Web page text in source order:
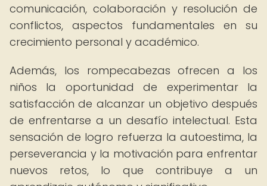
comunicación, colaboración y resolución de
conflictos, aspectos fundamentales en su
crecimiento personal y académico.
Además, los rompecabezas ofrecen a los
niños la oportunidad de experimentar la
satisfacción de alcanzar un objetivo después
de enfrentarse a un desafío intelectual. Esta
sensación de logro refuerza la autoestima, la
perseverancia y la motivación para enfrentar
nuevos retos, lo que contribuye a un